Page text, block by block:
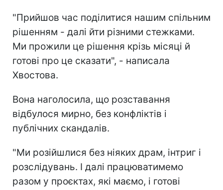
"Прийшов час поділитися нашим спільним
рішенням - далі йти різними стежками.
Ми прожили це рішення крізь місяці й
готові про це сказати", - написала
Хвостова.
Вона наголосила, що розставання
відбулося мирно, без конфліктів і
публічних скандалів.
"Ми розійшлися без ніяких драм, інтриг і
розслідувань. І далі працюватимемо
разом у проєктах, які маємо, і готові